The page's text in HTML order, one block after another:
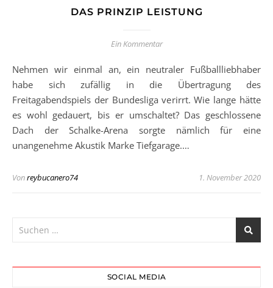
DAS PRINZIP LEISTUNG
Ein Kommentar
Nehmen wir einmal an, ein neutraler Fußballliebhaber
habe sich zufällig in die Übertragung des
Freitagabendspiels der Bundesliga verirrt. Wie lange hätte
es wohl gedauert, bis er umschaltet? Das geschlossene
Dach der Schalke-Arena sorgte nämlich für eine
unangenehme Akustik Marke Tiefgarage.…
Vonreybucanero74 1. November 2020
SOCIAL MEDIA